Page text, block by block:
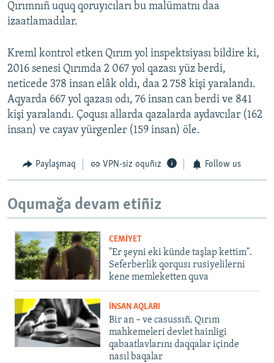
Qırımnıñ uquq qoruyıcıları bu malümatnı daa
izaatlamadılar.
Kreml kontrol etken Qırım yol inspektsiyası bildire ki,
2016 senesi Qırımda 2 067 yol qazası yüz berdi,
neticede 378 insan elâk oldı, daa 2 758 kişi yaralandı.
Aqyarda 667 yol qazası odı, 76 insan can berdi ve 841
kişi yaralandı. Çoqusı allarda qazalarda aydavcılar (162
insan) ve cayav yürgenler (159 insan) öle.
Paylaşmaq VPN-siz oquñız Follow us
Oqumağa devam etiñiz
CEMİYET
"Er şeyni eki künde taşlap kettim".
Seferberlik qorqusı rusiyelilerni
kene memleketten quva
İNSAN AQLARI
Bir an – ve casussıñ. Qırım
mahkemeleri devlet hainligi
qabaatlavlarını daqqalar içinde
nasıl baqalar